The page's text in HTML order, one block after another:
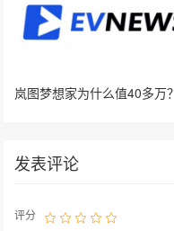
岚图梦想家为什么值40多万？
发表评论
评分